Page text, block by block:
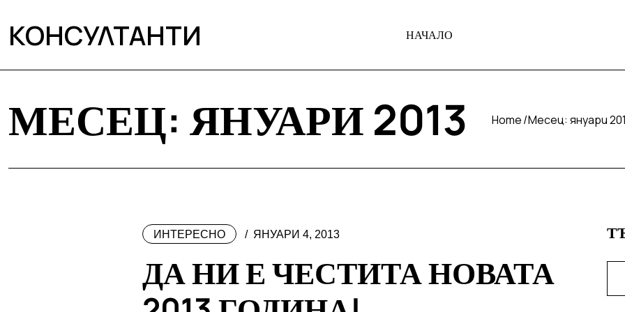
КОНСУЛТАНТИ НАЧАЛО
МЕСЕЦ: ЯНУАРИ 2013 Home Месец: януари
ИНТЕРЕСНО ЯНУАРИ 4, 2013
ДА НИ Е ЧЕСТИТА НОВАТА